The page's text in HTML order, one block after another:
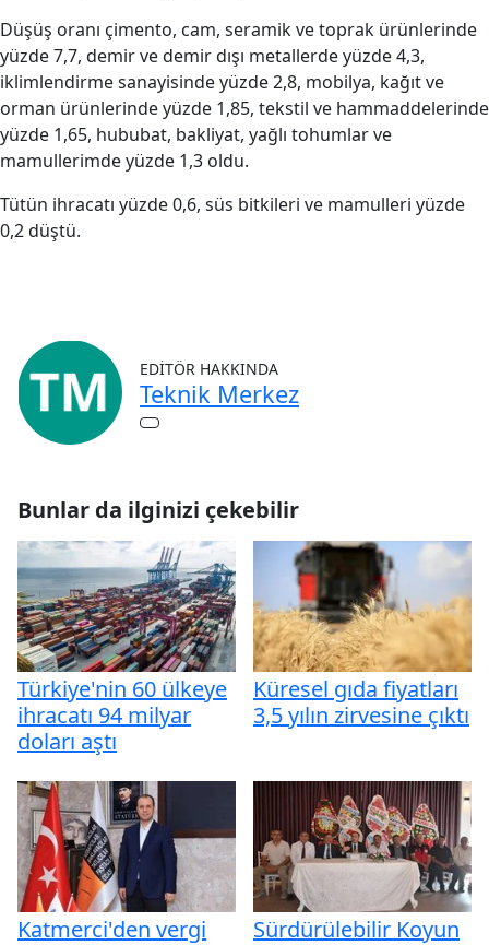
Düşüş oranı çimento, cam, seramik ve toprak ürünlerinde
yüzde 7,7, demir ve demir dışı metallerde yüzde 4,3,
iklimlendirme sanayisinde yüzde 2,8, mobilya, kağıt ve
orman ürünlerinde yüzde 1,85, tekstil ve hammaddelerinde
yüzde 1,65, hububat, bakliyat, yağlı tohumlar ve
mamullerimde yüzde 1,3 oldu.
Tütün ihracatı yüzde 0,6, süs bitkileri ve mamulleri yüzde
0,2 düştü.
EDITÖR HAKKINDA
Teknik Merkez
Bunlar da ilginizi çekebilir
Türkiye'nin 60 ülkeye
ihracatı 94 milyar
doları aştı
Küresel gıda fiyatları
3,5 yılın zirvesine çıktı
Katmerci'den vergi
Sürdürülebilir Koyun